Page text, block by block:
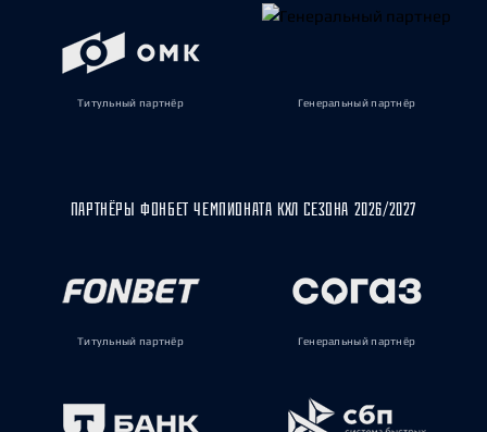
Титульный партнёр Генеральный партнёр
ПАРТНЁРЫ ФОНБЕТ ЧЕМПИОНАТА КХЛ СЕЗОНА 2026/2027
Титульный партнёр Генеральный партнёр